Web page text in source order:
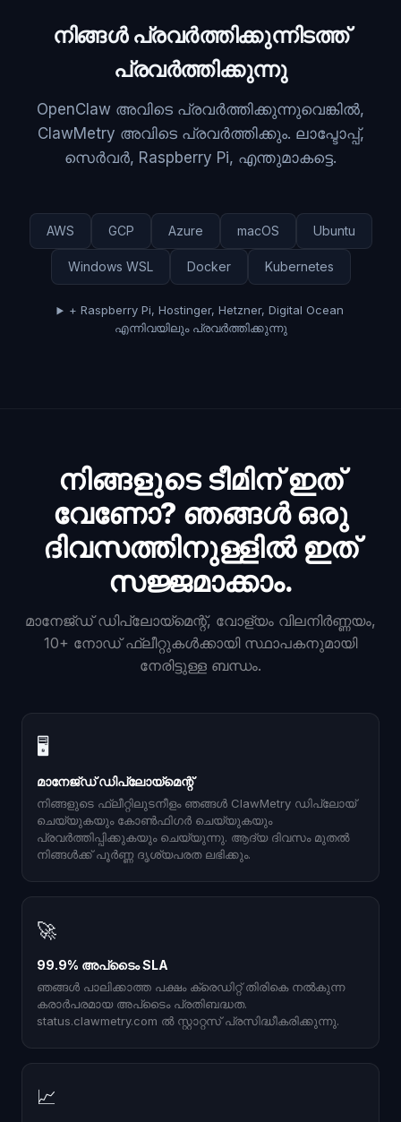
നിങ്ങൾ പ്രവർത്തിക്കുന്നിടത്ത്
പ്രവർത്തിക്കുന്നു
OpenClaw അവിടെ പ്രവർത്തിക്കുന്നുവെങ്കിൽ,
ClawMetry അവിടെ പ്രവർത്തിക്കും. ലാപ്ടോപ്പ്,
സെർവർ, Raspberry Pi, എന്തുമാകട്ടെ.
AWS GCP Azure macOS Ubuntu
Windows WSL Docker Kubernetes
+ Raspberry Pi, Hostinger, Hetzner, Digital Ocean
എന്നിവയിലും പ്രവർത്തിക്കുന്നു
നിങ്ങളുടെ ടീമിന് ഇത്
വേണോ? ഞങ്ങൾ ഒരു
ദിവസത്തിനുള്ളിൽ ഇത്
സജ്ജമാക്കാം.
മാനേജ്ഡ് ഡിപ്ലോയ്മെന്റ്, വോള്യം വിലനിർണ്ണയം,
10+ നോഡ് ഫ്ലീറ്റുകൾക്കായി സ്ഥാപകനുമായി
നേരിട്ടുള്ള ബന്ധം.
🖥
മാനേജ്ഡ് ഡിപ്ലോയ്മെന്റ്
നിങ്ങളുടെ ഫ്ലീറ്റിലുടനീളം ഞങ്ങൾ ClawMetry ഡിപ്ലോയ്
ചെയ്യുകയും കോൺഫിഗർ ചെയ്യുകയും
പ്രവർത്തിപ്പിക്കുകയും ചെയ്യുന്നു. ആദ്യ ദിവസം മുതൽ
നിങ്ങൾക്ക് പൂർണ്ണ ദൃശ്യപരത ലഭിക്കും.
🚀
99.9% അപ്‌ടൈം SLA
ഞങ്ങൾ പാലിക്കാത്ത പക്ഷം ക്രെഡിറ്റ് തിരികെ നൽകുന്ന
കരാർപരമായ അപ്‌ടൈം പ്രതിബദ്ധത.
status.clawmetry.com ൽ സ്റ്റാറ്റസ് പ്രസിദ്ധീകരിക്കുന്നു.
📈